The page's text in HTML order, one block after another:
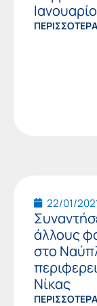
ΠΕΡΙΣΣΟΤΕΡΑ
22/01/
άλλους
στο
Νίκας
ΠΕΡΙΣΣΟΤΕΡΑ